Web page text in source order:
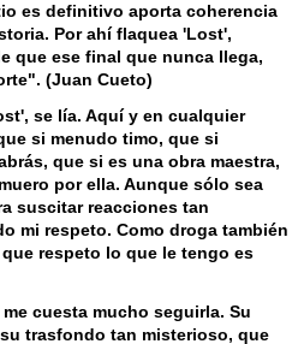
es definitivo aporta coherencia
Por ahí flaquea 'Lost',
que ese final que nunca llega,
(Juan Cueto)
se lía. Aquí y en cualquier
si menudo timo, que si
que si es una obra maestra,
por ella. Aunque sólo sea
suscitar reacciones tan
mi respeto. Como droga también
respeto lo que le tengo es
cuesta mucho seguirla. Su
trasfondo tan misterioso, que